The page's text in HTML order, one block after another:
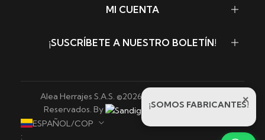
MI CUENTA
¡SUSCRÍBETE A NUESTRO BOLETÍN!
Alea Herrajes S.A.S. ©2026. Todos los Derechos
Reservados. By
Sandigowebs
ESPAÑOL/COP
:
×
¡SOMOS FABRICANTES!